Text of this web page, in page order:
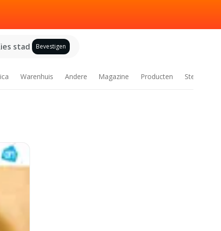
stad Bevestigen
Warenhuis Andere Magazine Producten Steden